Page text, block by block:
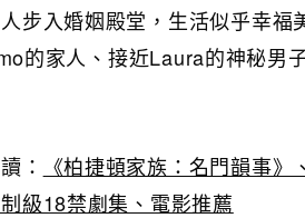
步入婚姻殿堂，生活似乎幸福
的家人、接近Laura的神秘男
：
《柏捷頓家族：名門韻事
級18禁劇集、電影推薦